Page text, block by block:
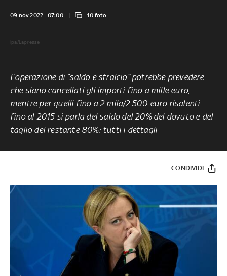
09 nov 2022 - 07:00 10 foto
Ipa/Lapresse
L’operazione di “saldo e stralcio” potrebbe prevedere
che sianocancellati gli importi fino a mille euro,
mentre per quelli fino a 2 mila/2.500 euro risalenti
fino al 2015 si parla del saldo del 20% del dovuto e del
taglio del restante 80%: tutti i dettagli
CONDIVIDI